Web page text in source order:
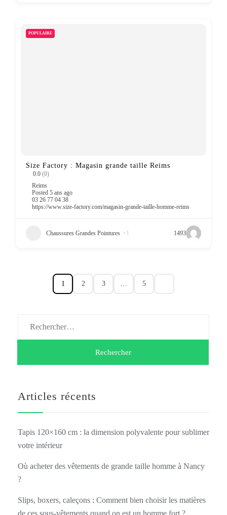
POPULAIRE
Size Factory : Magasin grande taille Reims
0.0 (0)
Reims
Posted 5 ans ago
03 26 77 04 38
https://www.size-factory.com/magasin-grande-taille-homme-reims
Chaussures Grandes Pointures +1 1493
1 2 3 … 5
Articles récents
Tapis 120×160 cm : la dimension polyvalente pour sublimer
votre intérieur
Où acheter des vêtements de grande taille homme à Nancy
?
Slips, boxers, caleçons : Comment bien choisir les matières
de ces sous-vêtements quand on est un homme fort ?